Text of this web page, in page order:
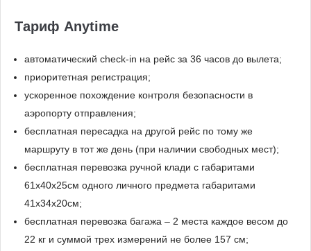
Тариф Anytime
автоматический check-in на рейс за 36 часов до вылета;
приоритетная регистрация;
ускоренное похождение контроля безопасности в
аэропорту отправления;
бесплатная пересадка на другой рейс по тому же
маршруту в тот же день (при наличии свободных мест);
бесплатная перевозка ручной клади с габаритами
61x40x25см одного личного предмета габаритами
41x34х20см;
бесплатная перевозка багажа – 2 места каждое весом до
22 кг и суммой трех измерений не более 157 см;